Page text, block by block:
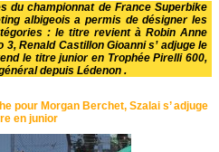
du championnat de France Superbike
albigeois a permis de désigner les
: le titre revient à Robin Anne
Renald Castillon Gioanni s’ adjuge le
le titre junior en Trophée Pirelli 600,
depuis Lédenon .
pour Morgan Berchet, Szalai s’ adjuge
en junior